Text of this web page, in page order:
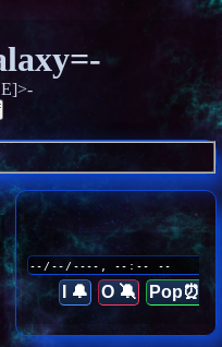
I 🔔 O 🔕 Pop⏰